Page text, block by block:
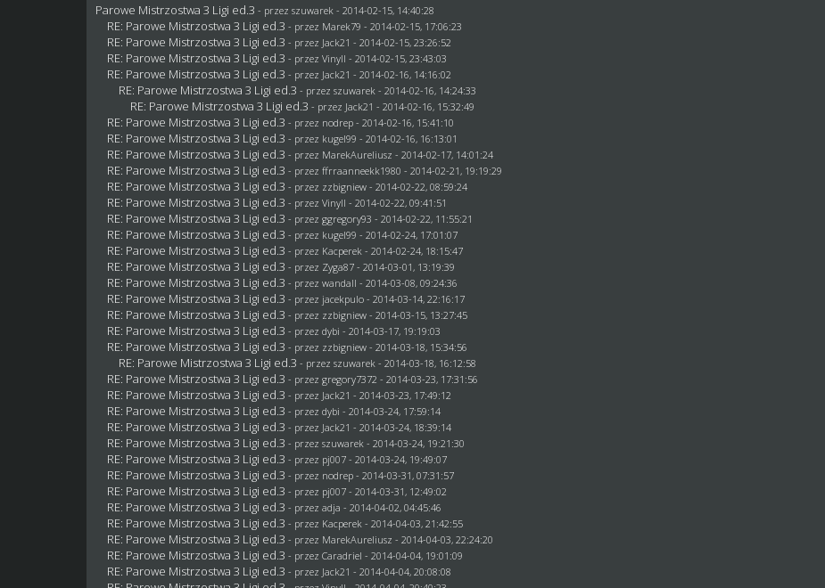
Parowe Mistrzostwa 3 Ligi ed.3 - przezszuwarek - 2014-02-15, 14:40:28
RE: Parowe Mistrzostwa 3 Ligi ed.3 - przez Marek79 - 2014-02-15, 17:06:23
RE: Parowe Mistrzostwa 3 Ligi ed.3 - przez Jack21 - 2014-02-15, 23:26:52
RE: Parowe Mistrzostwa 3 Ligi ed.3 - przez Vinyll - 2014-02-15, 23:43:03
RE: Parowe Mistrzostwa 3 Ligi ed.3 - przez Jack21 - 2014-02-16, 14:16:02
RE: Parowe Mistrzostwa 3 Ligi ed.3 - przezszuwarek - 2014-02-16, 14:24:33
RE: Parowe Mistrzostwa 3 Ligi ed.3 - przez Jack21 - 2014-02-16, 15:32:49
RE: Parowe Mistrzostwa 3 Ligi ed.3 - przez nodrep - 2014-02-16, 15:41:10
RE: Parowe Mistrzostwa 3 Ligi ed.3 - przez kugel99 - 2014-02-16, 16:13:01
RE: Parowe Mistrzostwa 3 Ligi ed.3 - przez MarekAureliusz - 2014-02-17, 14:01:24
RE: Parowe Mistrzostwa 3 Ligi ed.3 - przez ffrraanneekk1980 - 2014-02-21, 19:19:29
RE: Parowe Mistrzostwa 3 Ligi ed.3 - przez zzbigniew - 2014-02-22, 08:59:24
RE: Parowe Mistrzostwa 3 Ligi ed.3 - przez Vinyll - 2014-02-22, 09:41:51
RE: Parowe Mistrzostwa 3 Ligi ed.3 - przezggregory93 - 2014-02-22, 11:55:21
RE: Parowe Mistrzostwa 3 Ligi ed.3 - przez kugel99 - 2014-02-24, 17:01:07
RE: Parowe Mistrzostwa 3 Ligi ed.3 - przez Kacperek - 2014-02-24, 18:15:47
RE: Parowe Mistrzostwa 3 Ligi ed.3 - przez Zyga87 - 2014-03-01, 13:19:39
RE: Parowe Mistrzostwa 3 Ligi ed.3 - przezwandall - 2014-03-08, 09:24:36
RE: Parowe Mistrzostwa 3 Ligi ed.3 - przez jacekpulo - 2014-03-14, 22:16:17
RE: Parowe Mistrzostwa 3 Ligi ed.3 - przez zzbigniew - 2014-03-15, 13:27:45
RE: Parowe Mistrzostwa 3 Ligi ed.3 - przezdybi - 2014-03-17, 19:19:03
RE: Parowe Mistrzostwa 3 Ligi ed.3 - przez zzbigniew - 2014-03-18, 15:34:56
RE: Parowe Mistrzostwa 3 Ligi ed.3 - przezszuwarek - 2014-03-18, 16:12:58
RE: Parowe Mistrzostwa 3 Ligi ed.3 - przezgregory7372 - 2014-03-23, 17:31:56
RE: Parowe Mistrzostwa 3 Ligi ed.3 - przez Jack21 - 2014-03-23, 17:49:12
RE: Parowe Mistrzostwa 3 Ligi ed.3 - przezdybi - 2014-03-24, 17:59:14
RE: Parowe Mistrzostwa 3 Ligi ed.3 - przez Jack21 - 2014-03-24, 18:39:14
RE: Parowe Mistrzostwa 3 Ligi ed.3 - przezszuwarek - 2014-03-24, 19:21:30
RE: Parowe Mistrzostwa 3 Ligi ed.3 - przez pj007 - 2014-03-24, 19:49:07
RE: Parowe Mistrzostwa 3 Ligi ed.3 - przez nodrep - 2014-03-31, 07:31:57
RE: Parowe Mistrzostwa 3 Ligi ed.3 - przez pj007 - 2014-03-31, 12:49:02
RE: Parowe Mistrzostwa 3 Ligi ed.3 - przez adja - 2014-04-02, 04:45:46
RE: Parowe Mistrzostwa 3 Ligi ed.3 - przez Kacperek - 2014-04-03, 21:42:55
RE: Parowe Mistrzostwa 3 Ligi ed.3 - przez MarekAureliusz - 2014-04-03, 22:24:20
RE: Parowe Mistrzostwa 3 Ligi ed.3 - przezCaradriel - 2014-04-04, 19:01:09
RE: Parowe Mistrzostwa 3 Ligi ed.3 - przez Jack21 - 2014-04-04, 20:08:08